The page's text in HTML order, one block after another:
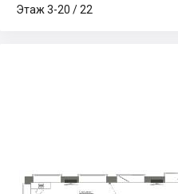
Этаж 3-20 / 22